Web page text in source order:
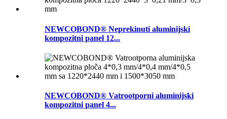
NEWCOBOND® Neprekinuti aluminijski
kompozitni panel 12...
NEWCOBOND® Vatrootporni aluminijski
kompozitni panel 4...